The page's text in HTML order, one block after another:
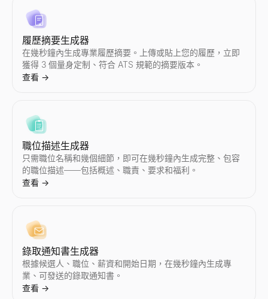
Instagram 報價計算器
估算 Instagram 網紅每條贊助帖子的定價。分析互動率、受眾質
查看 →
尋找 Instagram 創作者
按國家和領域發現 Instagram 網紅。按行業、地區和互動資料篩
查看→
Instagram 網紅對比
查看→
尋找 TikTok 創作者
按國家和領域發現 TikTok 網紅。按行業、地區和互動資料篩選
查看 →
TikTok 網紅對比
並排比較任意兩位 TikTok 網紅 — 互動率、粉絲數、平均點贊數
查看→
尋找 YouTube 創作者
按國家和領域發現 YouTube 網紅。按行業、地區和互動資料篩
查看 →
YouTube 網紅對比
並排比較任意兩位 YouTube 網紅 — 互動率、訂閱者數、平均點
查看→
Twitter/X 審計
即時審計任意 Twitter/X 賬號。獲取互動率、平均點贊數、轉發數
查看 →
尋找 Twitter/X 創作者
按國家和領域發現 Twitter/X 網紅。按行業、地區和互動資料篩
查看→
Twitter/X 網紅對比
查看→
LinkedIn 摘要產生器
免費 AI LinkedIn 摘要產生器。輸入您的職位和技能，幾秒鐘內
查看 →
電子郵件查找器
透過姓名 + 公司查找任何人的商業電子郵件。免費電子郵件查找
查看 →
郵箱排列產生器
根據姓名和域名生成可能的郵箱地址。免費郵箱排列工具可生成
查看→
AI郵件開發引擎
查看→
職位信號解碼器
貼上職位發布——解碼擴張、技術棧、痛點以及如何聯繫。
查看 →
ICP 訊號劇本生成器
描述您的 ICP — 獲取要關注的購買訊號、地點以及如何操作。
查看→
購買訊號檢查器
查看→
履歷摘要生成器
在幾秒鐘內生成專業履歷摘要。上傳或貼上您的履歷，立即
獲得 3 個量身定制、符合 ATS 規範的摘要版本。
查看 →
職位描述生成器
只需職位名稱和幾個細節，即可在幾秒鐘內生成完整、包容
的職位描述——包括概述、職責、要求和福利。
查看 →
錄取通知書生成器
根據候選人、職位、薪資和開始日期，在幾秒鐘內生成專
業、可發送的錄取通知書。
查看 →